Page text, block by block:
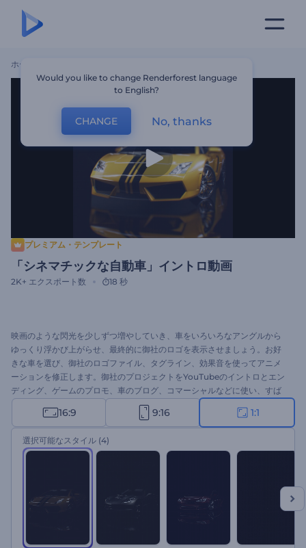
ホーム
プレミアム・テンプレート
「シネマチックな自動車」イントロ動画
2K+ エクスポート数 18 秒
映画のような閃光を少しずつ増やしていき、車をいろいろなアングルから
ゆっくり浮かび上がらせ、最終的に御社のロゴを表示させましょう。お好
きな車を選び、御社のロゴファイル、タグライン、効果音を使ってアニメ
ーションを修正します。御社のプロジェクトをYouTubeのイントロとエン
ディング、ゲームのプロモ、車のブログ、コマーシャルなどに使い、すば
らしいアニメーションを、すぐに作りましょう！
16:9 9:16 1:1
選択可能なスタイル (4)
Would you like to change Renderforest language
to English?
CHANGE No, thanks